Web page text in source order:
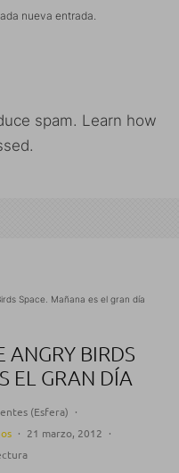
nueva entrada.
spam. Learn how
Space. Mañana es el gran día
ANGRY BIRDS
EL GRAN DÍA
(Esfera) ·
· 21 marzo, 2012 ·